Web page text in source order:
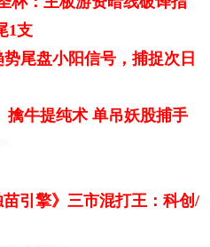
1支
盘小阳信号，捕捉次日
牛提纯术 单吊妖股捕手
引擎》三市混打王：科创/